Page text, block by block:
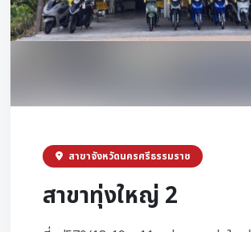
สาขาจังหวัดนครศรีธรรมราช
สาขาทุ่งใหญ่ 2